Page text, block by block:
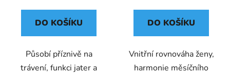
DO KOŠÍKU
Působí příznivě na
trávení, funkci jater a
DO KOŠÍKU
Vnitřní rovnováha ženy,
harmonie měsíčního